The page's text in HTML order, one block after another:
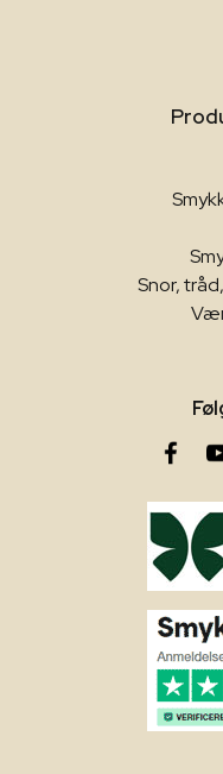
Snor,